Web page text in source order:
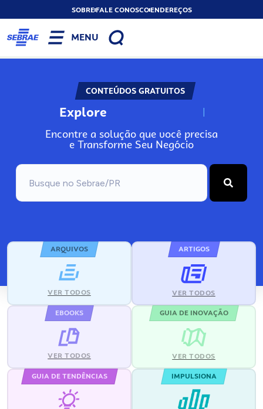
SOBREFALE CONOSCOENDEREÇOS
MENU
CONTEÚDOS GRATUITOS
Explore N
Encontre a solução que você precisa
e Transforme Seu Negócio
ARQUIVOS
VER TODOS
ARTIGOS
VER TODOS
EBOOKS
VER TODOS
GUIA DE INOVAÇÃO
VER TODOS
GUIA DE TENDÊNCIAS IMPULSIONA